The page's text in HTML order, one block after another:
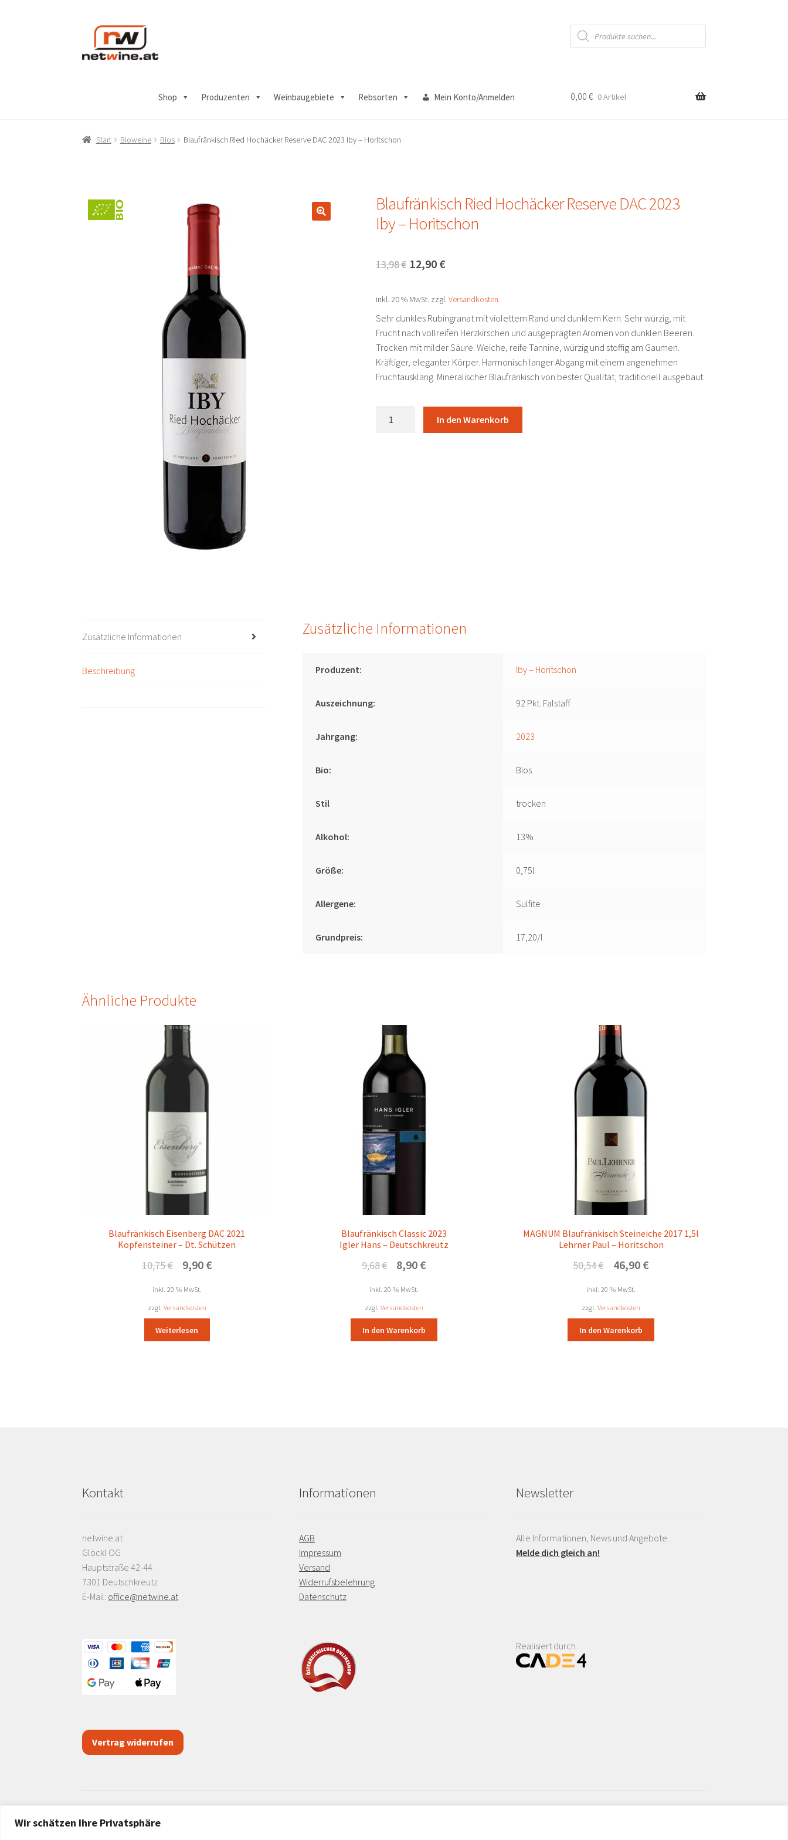
Wir schätzen Ihre Privatsphäre
Zur
Navigation
springen
Zum
Inhalt
springen
Products
search
Shop Produzenten Weinbaugebiete Rebsorten Mein Konto/Anmelden 0,00 € 0 Artikel
Start Bioweine Bios Blaufränkisch Ried Hochäcker Reserve DAC 2023 Iby – Horitschon
Blaufränkisch Ried Hochäcker Reserve DAC 2023
Iby – Horitschon
13,98€ Ursprünglicher
war:
13,98 €
12,90 €Aktueller
ist:
12,90 €.
inkl. 20 % MwSt. zzgl. Versandkosten
Sehr dunkles Rubingranat mit violettem Rand und dunklem Kern. Sehr würzig, mit
Frucht nach vollreifen Herzkirschen und ausgeprägten Aromen von dunklen Beeren.
Trocken mit milder Säure. Weiche, reife Tannine, würzig und stoffig am Gaumen.
Kräftiger, eleganter Körper. Harmonisch langer Abgang mit einem angenehmen
Fruchtausklang. Mineralischer Blaufränkisch von bester Qualität, traditionell ausgebaut.
In den Warenkorb
Zusätzliche Informationen
Beschreibung
Zusätzliche Informationen
Produzent: Iby – Horitschon
Auszeichnung: 92 Pkt. Falstaff
Jahrgang: 2023
Bio: Bios
Stil trocken
Alkohol: 13%
Größe: 0,75l
Allergene: Sulfite
Grundpreis: 17,20/l
Ähnliche Produkte
Blaufränkisch Eisenberg DAC 2021
Kopfensteiner – Dt. Schützen
10,75€
Ursprünglicher
Preis
war:
9,90 €Aktueller
inkl. 20 % MwSt.
zzgl. Versandkosten
Weiterlesen
Blaufränkisch Classic 2023
Igler Hans – Deutschkreutz
9,68€
Ursprünglicher
Preis
war:
8,90 €
inkl. 20 % MwSt.
zzgl. Versandkosten
In den Warenkorb
MAGNUM Blaufränkisch Steineiche 2017 1,5l
Lehrner Paul – Horitschon
50,54€
Ursprünglicher
war:
46,90 €Aktueller
inkl. 20 % MwSt.
zzgl.Versandkosten
In den Warenkorb
Kontakt
netwine.at
Glöckl OG
Hauptstraße 42-44
7301 Deutschkreutz
E-Mail: office@netwine.at
Vertrag widerrufen
Informationen
AGB
Impressum
Versand
Widerrufsbelehrung
Datenschutz
Newsletter
Alle Informationen, News und Angebote.
Melde dich gleich an!
Realisiert durch
© netwine.at 2026